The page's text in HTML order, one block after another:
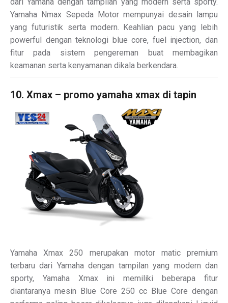
Yamaha Nmax Sepeda Motor mempunyai desain lampu
yang futuristik serta modern. Keahlian pacu yang lebih
powerful dengan teknologi blue core, fuel injection, dan
fitur pada sistem pengereman buat membagikan
keamanan serta kenyamanan dikala berkendara.
10. Xmax – promo yamaha xmax di tapin
Yamaha Xmax 250 merupakan motor matic premium
terbaru dari Yamaha dengan tampilan yang modern dan
sporty, Yamaha Xmax ini memiliki beberapa fitur
diantaranya mesin Blue Core 250 cc Blue Core dengan